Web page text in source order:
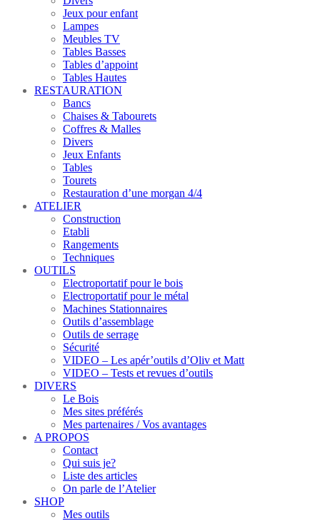
Jeux pour enfant
Lampes
Meubles TV
Tables Basses
Tables d’appoint
Tables Hautes
RESTAURATION
Bancs
Chaises & Tabourets
Coffres & Malles
Divers
Jeux Enfants
Tables
Tourets
Restauration d’une morgan 4/4
ATELIER
Construction
Etabli
Rangements
Techniques
OUTILS
Electroportatif pour le bois
Electroportatif pour le métal
Machines Stationnaires
Outils d’assemblage
Outils de serrage
Sécurité
VIDEO – Les apér’outils d’Oliv et Matt
VIDEO – Tests et revues d’outils
DIVERS
Le Bois
Mes sites préférés
Mes partenaires / Vos avantages
A PROPOS
Contact
Qui suis je?
Liste des articles
On parle de l’Atelier
SHOP
Mes outils